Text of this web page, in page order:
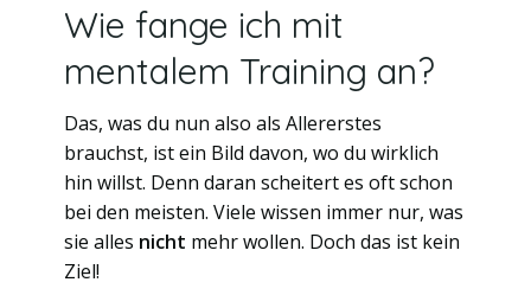
Wie fange ich mit
mentalem Training an?
Das, was du nun also als Allererstes
brauchst, ist ein Bild davon, wo du wirklich
hin willst. Denn daran scheitert es oft schon
bei den meisten. Viele wissen immer nur, was
sie alles nicht mehr wollen. Doch das ist kein
Ziel!